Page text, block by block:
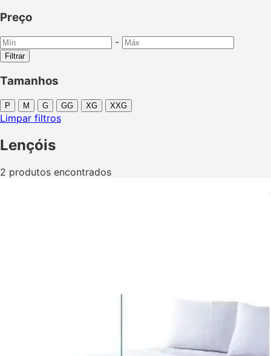
Preço
-
Filtrar
Tamanhos
P M G GG XG XXG
Limpar filtros
Lençóis
2 produtos encontrados